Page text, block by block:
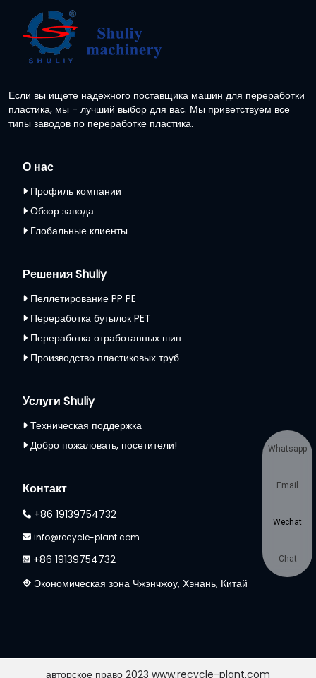
Если вы ищете надежного поставщика машин для переработки
пластика, мы - лучший выбор для вас. Мы приветствуем все
типы заводов по переработке пластика.
О нас
Профиль компании
Обзор завода
Глобальные клиенты
Решения Shuliy
Пеллетирование PP PE
Переработка бутылок PET
Переработка отработанных шин
Производство пластиковых труб
Услуги Shuliy
Техническая поддержка
Добро пожаловать, посетители!
Контакт
+86 19139754732
info@recycle-plant.com
+86 19139754732
Экономическая зона Чжэнчжоу, Хэнань, Китай
авторское право 2023 www.recycle-plant.com
Whatsapp
Email
Wechat
Chat